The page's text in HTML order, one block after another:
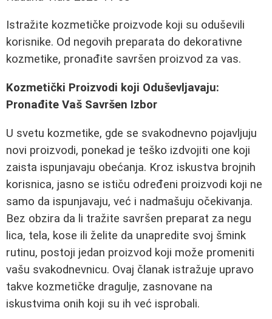
Istražite kozmetičke proizvode koji su oduševili
korisnike. Od negovih preparata do dekorativne
kozmetike, pronađite savršen proizvod za vas.
Kozmetički Proizvodi koji Oduševljavaju:
Pronađite Vaš Savršen Izbor
U svetu kozmetike, gde se svakodnevno pojavljuju
novi proizvodi, ponekad je teško izdvojiti one koji
zaista ispunjavaju obećanja. Kroz iskustva brojnih
korisnica, jasno se ističu određeni proizvodi koji ne
samo da ispunjavaju, već i nadmašuju očekivanja.
Bez obzira da li tražite savršen preparat za negu
lica, tela, kose ili želite da unapredite svoj šmink
rutinu, postoji jedan proizvod koji može promeniti
vašu svakodnevnicu. Ovaj članak istražuje upravo
takve kozmetičke dragulje, zasnovane na
iskustvima onih koji su ih već isprobali.